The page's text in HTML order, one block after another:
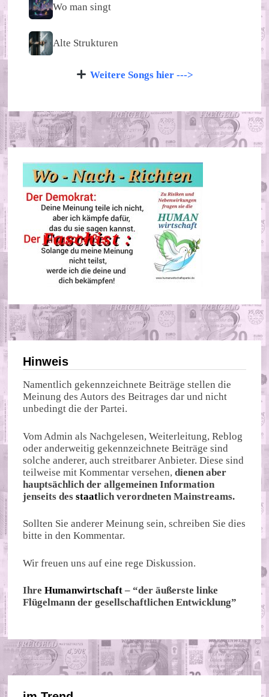
Wo man singt
Alte Strukturen
Weitere Songs hier --->
Hinweis
Namentlich gekennzeichnete Beiträge stellen die
Meinung des Autors des Beitrages dar und nicht
unbedingt die der Partei.
Vom Admin als Nachgelesen, Weiterleitung, Reblog
oder anderweitig gekennzeichnete Beiträge sind
solche anderer, auch streitbarer Anbieter. Diese sind
teilweise mit Kommentar versehen,dienen aber
hauptsächlich der allgemeinen Information
jenseits desstaatlich verordneten Mainstreams.
Sollten Sie anderer Meinung sein, schreiben Sie dies
bitte in den Kommentar.
Wir freuen uns auf eine rege Diskussion.
IhreHumanwirtschaft – “der äußerste linke
Flügelmann der gesellschaftlichen Entwicklung”